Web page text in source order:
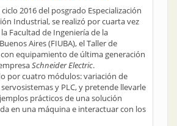
2016 del posgrado Especialización
Industrial, se realizó por cuarta vez
Facultad de Ingeniería de la
Aires (FIUBA), el Taller de
equipamiento de última generación
Schneider Electric.
por cuatro módulos: variación de
y PLC, y pretende llevarle
prácticos de una solución
en una máquina e interactuar con los